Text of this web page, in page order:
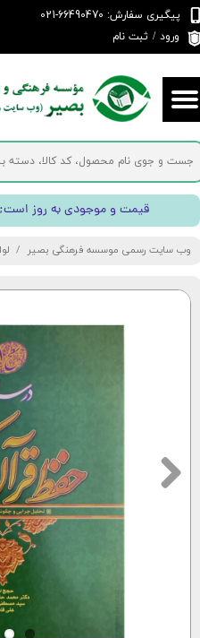
پیگیری سفارش: 66490470-021
ورود / ثبت نام
حساب کاربری من
تغییر گذر واژه
سفارشات
خروج از حساب کاربری
! قیمت و موجودی به روز
وب سایت رسمی موسسه فرهنگی بصیر